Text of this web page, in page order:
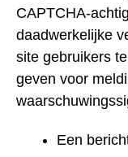
CAPTCHA-
daadwerkelijke
site gebruikers
geven voor
Een